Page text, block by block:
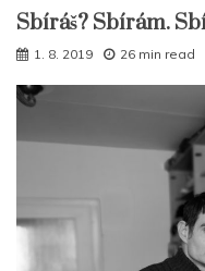
Sbíráš? Sbírám.
1. 8. 2019 26 min read